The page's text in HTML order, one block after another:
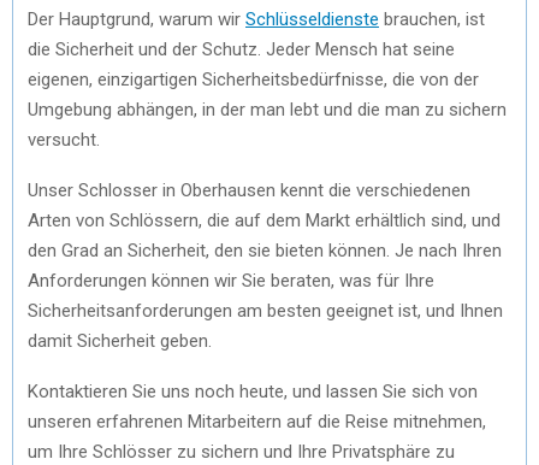
Der Hauptgrund, warum wir Schlüsseldienste brauchen, ist
die Sicherheit und der Schutz. Jeder Mensch hat seine
eigenen, einzigartigen Sicherheitsbedürfnisse, die von der
Umgebung abhängen, in der man lebt und die man zu sichern
versucht.
Unser Schlosser in Oberhausen kennt die verschiedenen
Arten von Schlössern, die auf dem Markt erhältlich sind, und
den Grad an Sicherheit, den sie bieten können. Je nach Ihren
Anforderungen können wir Sie beraten, was für Ihre
Sicherheitsanforderungen am besten geeignet ist, und Ihnen
damit Sicherheit geben.
Kontaktieren Sie uns noch heute, und lassen Sie sich von
unseren erfahrenen Mitarbeitern auf die Reise mitnehmen,
um Ihre Schlösser zu sichern und Ihre Privatsphäre zu